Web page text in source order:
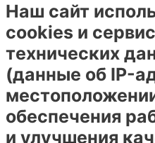
Наш сайт
cookies и
технических
(данные об IP-
обеспечения
и улучшения